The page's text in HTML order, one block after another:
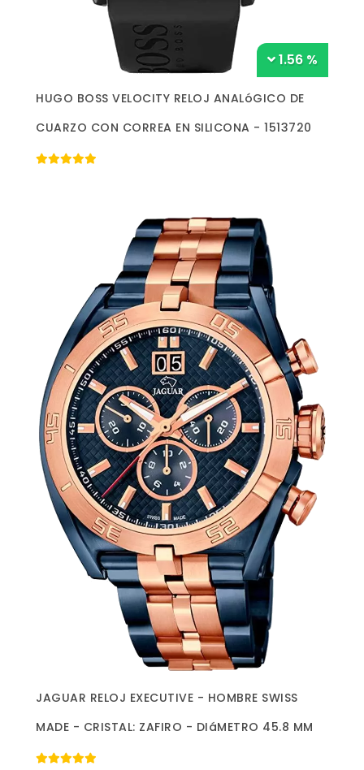
1.56 %
Más información »
HUGO BOSS VELOCITY RELOJ ANALóGICO DE
CUARZO CON CORREA EN SILICONA - 1513720
Más información »
JAGUAR RELOJ EXECUTIVE - HOMBRE SWISS
MADE - CRISTAL: ZAFIRO - DIáMETRO 45.8 MM